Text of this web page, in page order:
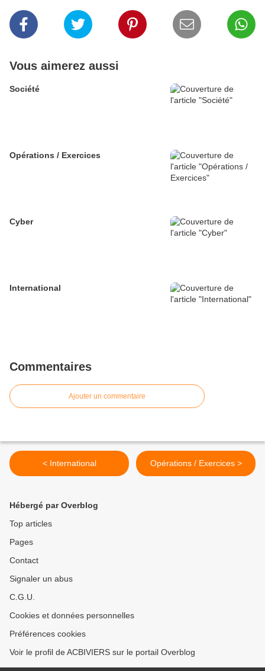
Vous aimerez aussi
Société
Opérations / Exercices
Cyber
International
Commentaires
Ajouter un commentaire
< International Opérations / Exercices >
Hébergé par Overblog
Top articles
Pages
Contact
Signaler un abus
C.G.U.
Cookies et données personnelles
Préférences cookies
Voir le profil de ACBIVIERS sur le portail Overblog